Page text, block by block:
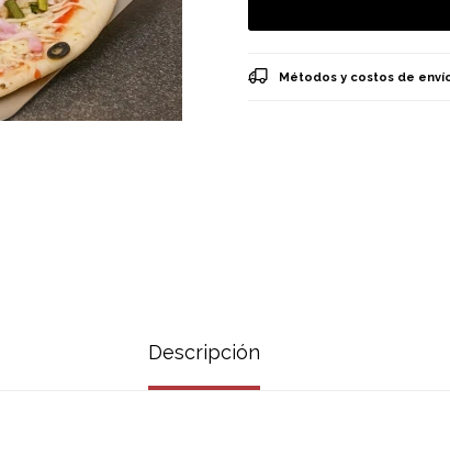
Métodos y costos de
Descripción